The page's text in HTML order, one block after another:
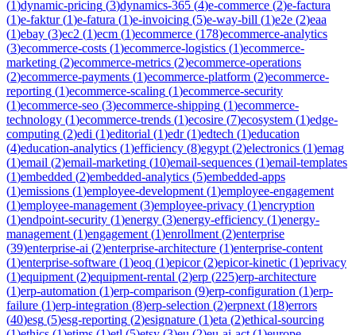
(1)dynamic-pricing (3)dynamics-365 (4)e-commerce (2)e-factura
(1)e-faktur(1)e-fatura (1)e-invoicing (5)e-way-bill (1)e2e (2)eaa
(1)ebay (3)ec2 (1)ecm (1)ecommerce (178)ecommerce-analytics
(3)ecommerce-costs (1)ecommerce-logistics (1)ecommerce-
marketing (2)ecommerce-metrics (2)ecommerce-operations
(2)ecommerce-payments (1)ecommerce-platform (2)ecommerce-
reporting (1)ecommerce-scaling (1)ecommerce-security
(1)ecommerce-seo (3)ecommerce-shipping (1)ecommerce-
technology (1)ecommerce-trends (1)ecosire (7)ecosystem (1)edge-
computing (2)edi (1)editorial (1)edr(1)edtech (1)education
(4)education-analytics (1)efficiency (8)egypt (2)electronics (1)emag
(1)email (2)email-marketing (10)email-sequences (1)email-templates
(1)embedded (2)embedded-analytics (5)embedded-apps
(1)emissions (1)employee-development (1)employee-engagement
(1)employee-management (3)employee-privacy (1)encryption
(1)endpoint-security (1)energy (3)energy-efficiency (1)energy-
management (1)engagement (1)enrollment (2)enterprise
(39)enterprise-ai (2)enterprise-architecture (1)enterprise-content
(1)enterprise-software (1)eoq (1)epicor(2)epicor-kinetic (1)eprivacy
(1)equipment (2)equipment-rental (2)erp (225)erp-architecture
(1)erp-automation (1)erp-comparison (9)erp-configuration (1)erp-
failure (1)erp-integration (8)erp-selection (2)erpnext (18)errors
(40)esg (5)esg-reporting (2)esignature (1)eta (2)ethical-sourcing